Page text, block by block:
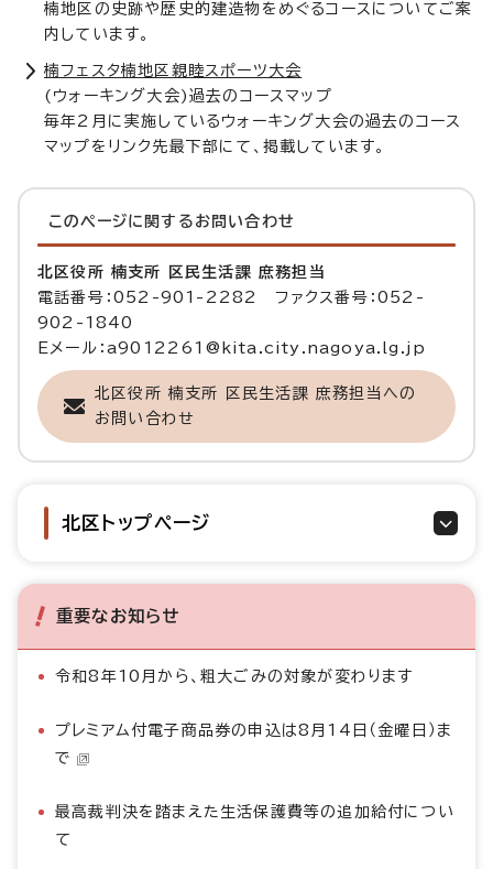
楠地区の史跡や歴史的建造物をめぐるコースについてご案
内しています。
楠フェスタ楠地区親睦スポーツ大会
(ウォーキング大会)過去のコースマップ
毎年2月に実施しているウォーキング大会の過去のコース
マップをリンク先最下部にて、掲載しています。
このページに関する お問い合わせ
北区役所 楠支所 区民生活課 庶務担当
電話番号：052-901-2282 ファクス番号：052-
902-1840
Eメール：a9012261@kita.city.nagoya.lg.jp
北区役所 楠支所 区民生活課 庶務担当への
お問い合わせ
北区トップページ
重要なお知らせ
令和8年10月から、粗大ごみの対象が変わります
プレミアム付電子商品券の申込は8月14日（金曜日）ま
で
最高裁判決を踏まえた生活保護費等の追加給付につい
て